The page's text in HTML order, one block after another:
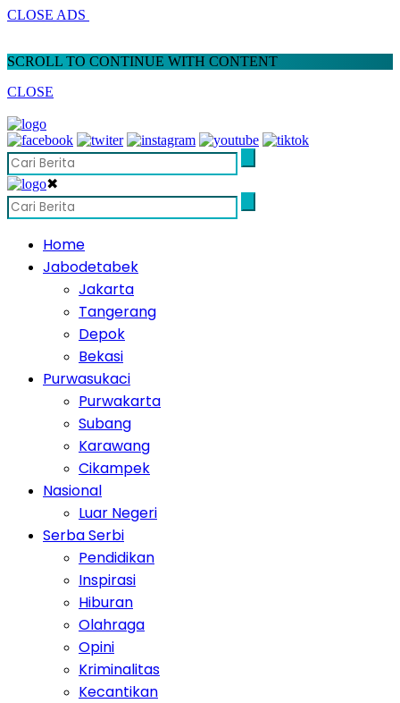
CLOSE ADS
SCROLL TO CONTINUE WITH CONTENT
CLOSE
✖
Home
Jabodetabek
Jakarta
Tangerang
Depok
Bekasi
Purwasukaci
Purwakarta
Subang
Karawang
Cikampek
Nasional
Luar Negeri
Serba Serbi
Pendidikan
Inspirasi
Hiburan
Olahraga
Opini
Kriminalitas
Kecantikan